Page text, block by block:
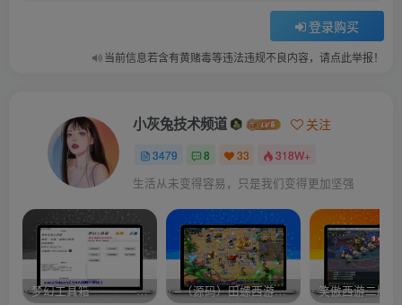
登录购买
当前信息若含有黄赌毒等违法违规不良内容，请点此举报！
小灰兔技术频道 关注
3479 8 33 318W+
生活从未变得容易，只是我们变得更加坚强
梦幻工具箱————-免费 –（源码）田螺西游9.0 假人摆摊18门派飞升渡劫化圣助战最新BB谛听…. 笑傲西游二版-